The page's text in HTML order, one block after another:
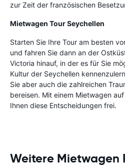
zur Zeit der französischen
Mietwagen Tour Seychellen
Starten Sie Ihre Tour am besten
und fahren Sie dann an der
Victoria hinauf, in der es für Sie
Kultur der Seychellen
Sie aber auch die zahlreichen
bereisen. Mit einem Mietwagen
Ihnen diese Entscheidungen frei.
Weitere Mietwagen